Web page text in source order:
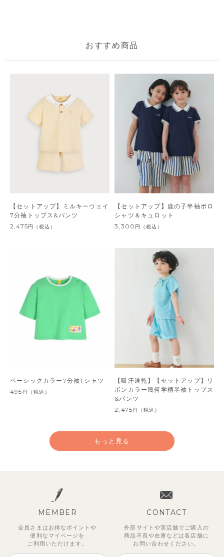
おすすめ商品
【セットアップ】ミルキーウェイ
7分袖トップス&パンツ
2,475円 （税込）
【セットアップ】鹿の子半袖ポロ
シャツ＆キュロット
3,300 円 （税込）
ベーシックカラー7分袖Tシャツ
495 円 （税込）
【吸汗速乾】【セットアップ】リ
ボンカラー幾何学柄半袖トップス
&パンツ
2,475円 （税込）
もっと見る
MEMBER
会員さまはお得なポイントや
便利な マイページを
ご利用いただけます。
CONTACT
外部サイトや実店舗でご購入の
商品不良や在庫などは各店舗に
お問い合わせください。